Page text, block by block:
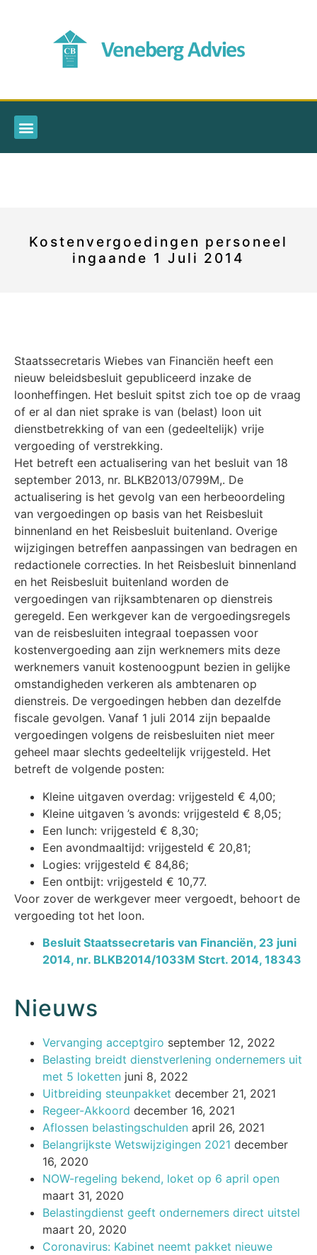
Kostenvergoedingen personeel
ingaande 1 Juli 2014
Staatssecretaris Wiebes van Financiën heeft een
nieuw beleidsbesluit gepubliceerd inzake de
loonheffingen. Het besluit spitst zich toe op de vraag
of er al dan niet sprake is van (belast) loon uit
dienstbetrekking of van een (gedeeltelijk) vrije
vergoeding of verstrekking.
Het betreft een actualisering van het besluit van 18
september 2013, nr. BLKB2013/0799M,. De
actualisering is het gevolg van een herbeoordeling
van vergoedingen op basis van het Reisbesluit
binnenland en het Reisbesluit buitenland. Overige
wijzigingen betreffen aanpassingen van bedragen en
redactionele correcties. In het Reisbesluit binnenland
en het Reisbesluit buitenland worden de
vergoedingen van rijksambtenaren op dienstreis
geregeld. Een werkgever kan de vergoedingsregels
van de reisbesluiten integraal toepassen voor
kostenvergoeding aan zijn werknemers mits deze
werknemers vanuit kostenoogpunt bezien in gelijke
omstandigheden verkeren als ambtenaren op
dienstreis. De vergoedingen hebben dan dezelfde
fiscale gevolgen. Vanaf 1 juli 2014 zijn bepaalde
vergoedingen volgens de reisbesluiten niet meer
geheel maar slechts gedeeltelijk vrijgesteld. Het
betreft de volgende posten:
Kleine uitgaven overdag: vrijgesteld € 4,00;
Kleine uitgaven ’s avonds: vrijgesteld € 8,05;
Een lunch: vrijgesteld € 8,30;
Een avondmaaltijd: vrijgesteld € 20,81;
Logies: vrijgesteld € 84,86;
Een ontbijt: vrijgesteld € 10,77.
Voor zover de werkgever meer vergoedt, behoort de
vergoeding tot het loon.
Besluit Staatssecretaris van Financiën, 23 juni
2014, nr. BLKB2014/1033M Stcrt. 2014, 18343
Nieuws
Vervanging acceptgiro september 12, 2022
Belasting breidt dienstverlening ondernemers uit
met 5 loketten juni 8, 2022
Uitbreiding steunpakket december 21, 2021
Regeer-Akkoord december 16, 2021
Aflossen belastingschulden april 26, 2021
Belangrijkste Wetswijzigingen 2021 december
16, 2020
NOW-regeling bekend, loket op 6 april open
maart 31, 2020
Belastingdienst geeft ondernemers direct uitstel
maart 20, 2020
Coronavirus: Kabinet neemt pakket nieuwe